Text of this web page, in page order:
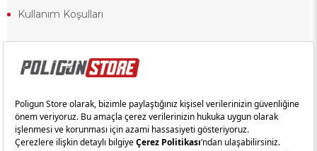
Kullanım Koşulları
18 yaşından küçük olduğunuz halde siteye girerseniz ve mesafeli satış
sözleşmesinde yer alan hükümlere ters düşerseniz, yaşla ilgili
kısıtlamalardan dolayı oluşabilecek herhangi bir durumda doğacak yasal
sorumluluk ve yükümlülükler tamamen tarafınıza ait olacak ve cezai
Yasa gereği 18 yaşından küçük olanların sitemizi görüntülemesi ve
alışveriş yapmaları yasaktır. Konuyla ilgili olarak site kullanım
sözleşmemimizi okuyabilirsiniz.